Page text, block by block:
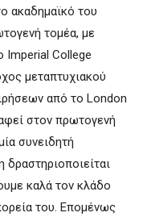
ακαδημαϊκό του
τομέα, με
Imperial College
μεταπτυχιακού
από το London
στον πρωτογενή
συνειδητή
καλά τον κλάδο
του. Επομένως